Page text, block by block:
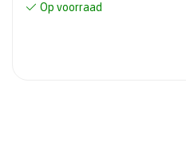
Op voorraad